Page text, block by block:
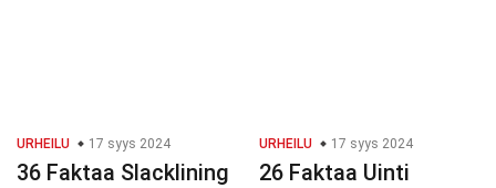
URHEILU 17 syys 2024
36 Faktaa Slacklining
URHEILU 17 syys 2024
26 Faktaa Uinti